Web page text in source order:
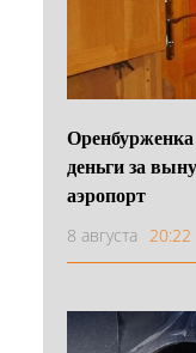
Оренбурженка
деньги за
аэропорт
8 августа 20:22